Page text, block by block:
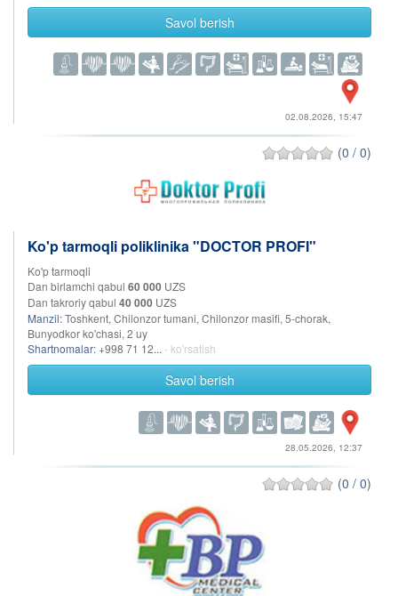
Savol berish
02.08.2026, 15:47
(0 / 0)
Ko'p tarmoqli poliklinika "DOCTOR PROFI"
Ko'p tarmoqli
Dan birlamchi qabul 60 000 UZS
Dan takroriy qabul 40 000 UZS
Manzil:Toshkent, Chilonzor tumani, Chilonzor masifi, 5-chorak,
Bunyodkor ko'chasi, 2 uy
Shartnomalar: +998 71 12... - ko'rsatish
Savol berish
28.05.2026, 12:37
(0 / 0)